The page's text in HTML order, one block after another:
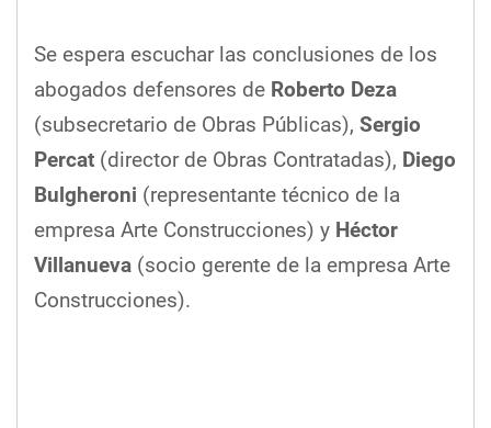
Se espera escuchar las conclusiones de los
abogados defensores de Roberto Deza
(subsecretario de Obras Públicas), Sergio
Percat (director de Obras Contratadas), Diego
Bulgheroni (representante técnico de la
empresa Arte Construcciones) y Héctor
Villanueva (socio gerente de la empresa Arte
Construcciones).